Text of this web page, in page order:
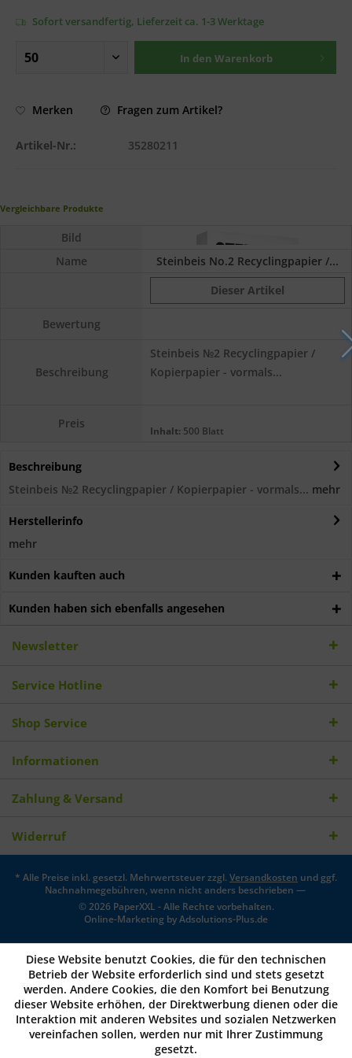
Sofort versandfertig, Lieferzeit ca. 1-3 Werktage
In den Warenkorb
Merken Fragen zum Artikel?
Artikel-Nr.: 35280211
Vergleichbare Produkte
Bild
Name
Steinbeis No.2 Recyclingpapier /...
Dieser Artikel
Bewertung
Beschreibung
Steinbeis №2 Recyclingpapier /
Kopierpapier - vormals...
Preis Inhalt: 500 Blatt
Beschreibung
Steinbeis №2 Recyclingpapier / Kopierpapier - vormals... mehr
Herstellerinfo
mehr
Kunden kauften auch
Kunden haben sich ebenfalls angesehen
Newsletter
Service Hotline
Shop Service
Informationen
Zahlung & Versand
Widerruf
* Alle Preise inkl. gesetzl. Mehrwertsteuer zzgl.Versandkosten und ggf.
Nachnahmegebühren, wenn nicht anders beschrieben —
© 2026 PaperXXL - Alle Rechte vorbehalten.
Online-Marketing byAdsolutions-Plus.de
Diese Website benutzt Cookies, die für den technischen
Betrieb der Website erforderlich sind und stets gesetzt
werden. Andere Cookies, die den Komfort bei Benutzung
dieser Website erhöhen, der Direktwerbung dienen oder die
Interaktion mit anderen Websites und sozialen Netzwerken
vereinfachen sollen, werden nur mit Ihrer Zustimmung
gesetzt.